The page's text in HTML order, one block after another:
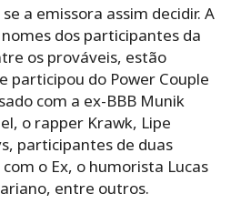
a emissora assim decidir. A
dos participantes da
os prováveis, estão
participou do Power Couple
com a ex-BBB Munik
o rapper Krawk, Lipe
participantes de duas
o Ex, o humorista Lucas
entre outros.